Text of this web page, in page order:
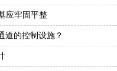
应牢固平整
道的控制设施？